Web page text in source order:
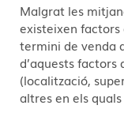
Malgrat les
existeixen factors
termini de venda
d’aquests
(localització,
altres en els